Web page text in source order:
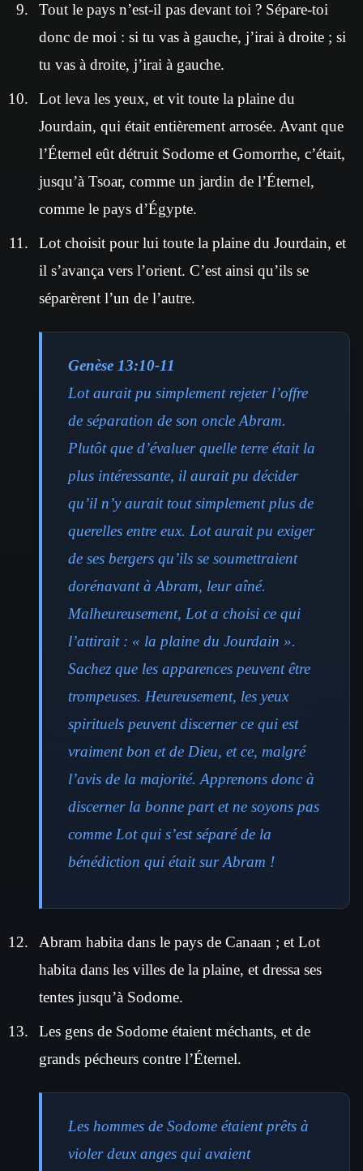
Tout le pays n’est-il pas devant toi ? Sépare-toi
donc de moi : si tu vas à gauche, j’irai à droite ; si
tu vas à droite, j’irai à gauche.
Lot leva les yeux, et vit toute la plaine du
Jourdain, qui était entièrement arrosée. Avant que
l’Éternel eût détruit Sodome et Gomorrhe, c’était,
jusqu’à Tsoar, comme un jardin de l’Éternel,
comme le pays d’Égypte.
Lot choisit pour lui toute la plaine du Jourdain, et
il s’avança vers l’orient. C’est ainsi qu’ils se
séparèrent l’un de l’autre.
Genèse 13:10-11
Lot aurait pu simplement rejeter l’offre
de séparation de son oncle Abram.
Plutôt que d’évaluer quelle terre était la
plus intéressante, il aurait pu décider
qu’il n’y aurait tout simplement plus de
querelles entre eux. Lot aurait pu exiger
de ses bergers qu’ils se soumettraient
dorénavant à Abram, leur aîné.
Malheureusement, Lot a choisi ce qui
l’attirait : « la plaine du Jourdain ».
Sachez que les apparences peuvent être
trompeuses. Heureusement, les yeux
spirituels peuvent discerner ce qui est
vraiment bon et de Dieu, et ce, malgré
l’avis de la majorité. Apprenons donc à
discerner la bonne part et ne soyons pas
comme Lot qui s’est séparé de la
bénédiction qui était sur Abram !
Abram habita dans le pays de Canaan ; et Lot
habita dans les villes de la plaine, et dressa ses
tentes jusqu’à Sodome.
Les gens de Sodome étaient méchants, et de
grands pécheurs contre l’Éternel.
Les hommes de Sodome étaient prêts à
violer deux anges qui avaient